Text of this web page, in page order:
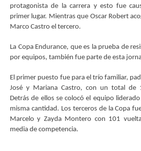
protagonista de la carrera y esto fue
primer lugar. Mientras que Oscar Robert
Marco Castro el tercero.
La Copa Endurance, que es la prueba de
por equipos, también fue parte de esta
El primer puesto fue para el trío familiar,
José y Mariana Castro, con un total de
Detrás de ellos se colocó el equipo
misma cantidad. Los terceros de la Copa
Marcelo y Zayda Montero con 101
media de competencia.